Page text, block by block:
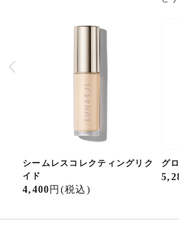
シームレスコレクティングリク
イド
4,400 円 (税込)
グ